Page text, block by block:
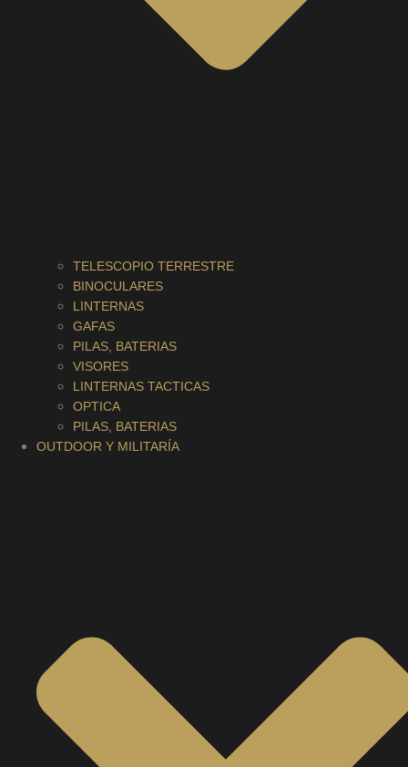
TELESCOPIO TERRESTRE
BINOCULARES
LINTERNAS
GAFAS
PILAS, BATERIAS
VISORES
LINTERNAS TACTICAS
OPTICA
PILAS, BATERIAS
OUTDOOR Y MILITARÍA